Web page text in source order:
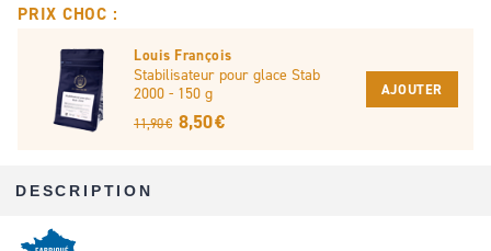
PRIX CHOC :
Louis François
Stabilisateur pour glace Stab
2000 - 150 g
11,90 € 8,50 €
AJOUTER
DESCRIPTION